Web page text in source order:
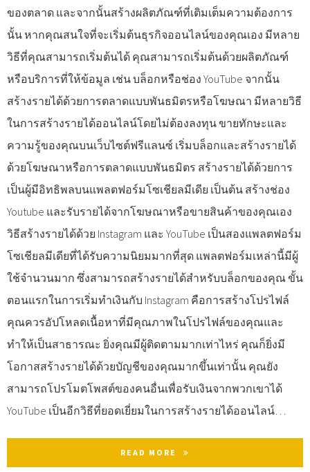
ของตลาด และจากนั้นสร้างผลิตภัณฑ์ที่เติมเต็มความต้องการ
นั้น หากคุณสนใจที่จะเริ่มต้นธุรกิจออนไลน์ของคุณเอง มีหลาย
วิธีที่คุณสามารถเริ่มต้นได้ คุณสามารถเริ่มต้นด้วยผลิตภัณฑ์
หรือบริการที่ให้ข้อมูล เช่น บล็อกหรือช่อง YouTube จากนั้น
สร้างรายได้ด้วยการตลาดแบบพันธมิตรหรือโฆษณา มีหลายวิธี
ในการสร้างรายได้ออนไลน์โดยไม่ต้องลงทุน ขายทักษะและ
ความรู้ของคุณบนเว็บไซต์ฟรีแลนซ์ เริ่มบล็อกและสร้างรายได้
ด้วยโฆษณาหรือการตลาดแบบพันธมิตร สร้างรายได้ด้วยการ
เป็นผู้มีอิทธิพลบนแพลตฟอร์มโซเชียลมีเดีย เป็นต้น สร้างช่อง
Youtube และรับรายได้จากโฆษณาหรือขายสินค้าของคุณเอง
วิธีสร้างรายได้ด้วย Instagram และ YouTube เป็นสองแพลตฟอร์ม
โซเชียลมีเดียที่ได้รับความนิยมมากที่สุด แพลตฟอร์มเหล่านี้มีผู้
ใช้จำนวนมาก ซึ่งสามารถสร้างรายได้สำหรับบล็อกของคุณ ขั้น
ตอนแรกในการเริ่มทำเงินกับ Instagram คือการสร้างโปรไฟล์
คุณควรอัปโหลดเนื้อหาที่มีคุณภาพในโปรไฟล์ของคุณและ
ทำให้เป็นสาธารณะ ยิ่งคุณมีผู้ติดตามมากเท่าไหร่ คุณก็ยิ่งมี
โอกาสสร้างรายได้ด้วยบัญชีของคุณมากขึ้นเท่านั้น คุณยัง
สามารถโปรโมตโพสต์ของคนอื่นเพื่อรับเงินจากพวกเขาได้
YouTube เป็นอีกวิธีที่ยอดเยี่ยมในการสร้างรายได้ออนไลน์…
READ MORE